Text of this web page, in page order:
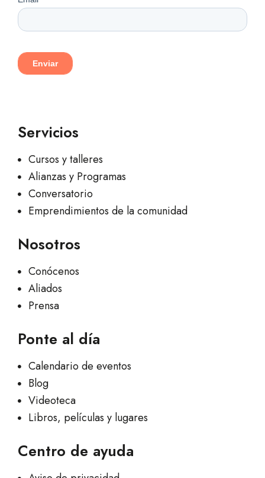
Servicios
Cursos y talleres
Alianzas y Programas
Conversatorio
Emprendimientos de la comunidad
Nosotros
Conócenos
Aliados
Prensa
Ponte al día
Calendario de eventos
Blog
Videoteca
Libros, películas y lugares
Centro de ayuda